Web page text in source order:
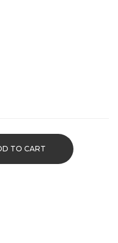
TO CART